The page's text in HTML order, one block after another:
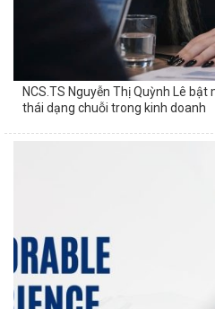
NCS.TS Nguyễn Thị Quỳnh Lê
thái dạng chuỗi trong kinh doanh